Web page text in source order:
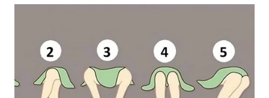
PRIANGAN
TIMUR
WN
SEMARANG